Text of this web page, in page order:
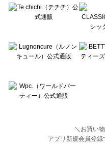
＼お買い
アプリ新規会員登録